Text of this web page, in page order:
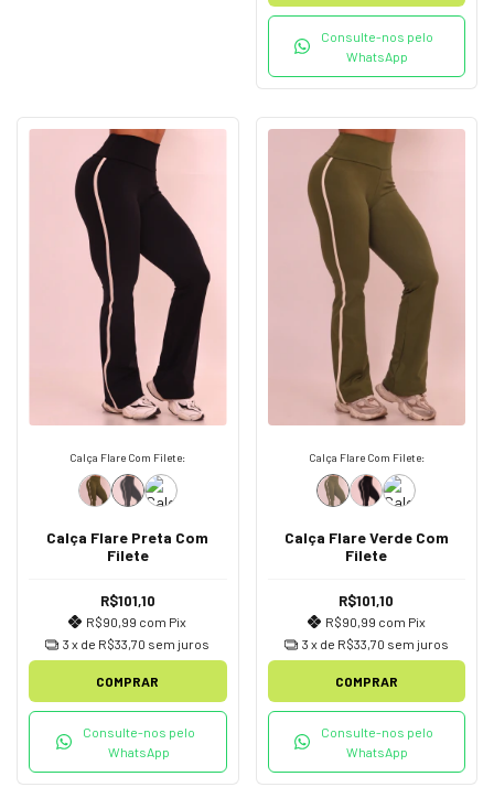
Consulte-nos pelo
WhatsApp
Calça Flare Com Filete:
Calça Flare Preta Com
Filete
R$101,10
R$90,99 com Pix
3 x de R$33,70 sem juros
COMPRAR
Consulte-nos pelo
WhatsApp
Calça Flare Com Filete:
Calça Flare Verde Com
Filete
R$101,10
R$90,99 com Pix
3 x de R$33,70 sem juros
COMPRAR
Consulte-nos pelo
WhatsApp